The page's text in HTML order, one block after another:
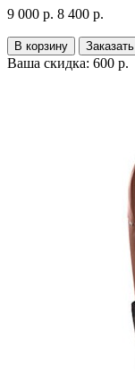
9 000 р. 8 400 р.
В корзину Заказать
Ваша скидка: 600 р.